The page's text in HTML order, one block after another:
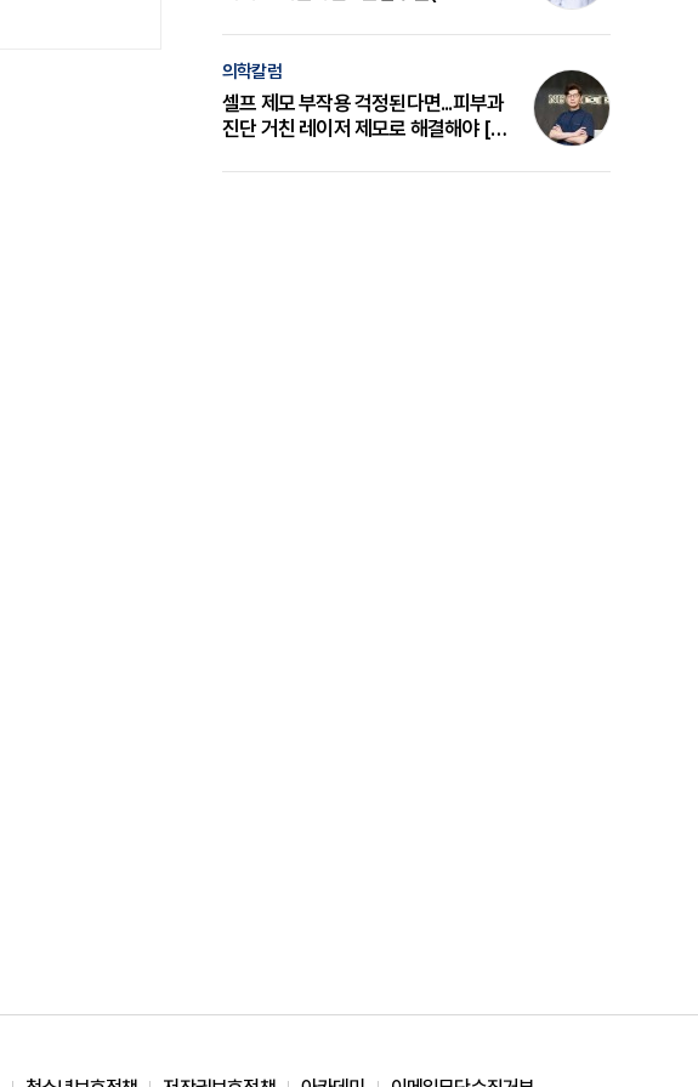
의학칼럼
셀프 제모 부작용 걱정된다면...피부과
진단 거친 레이저 제모로 해결해야 [변